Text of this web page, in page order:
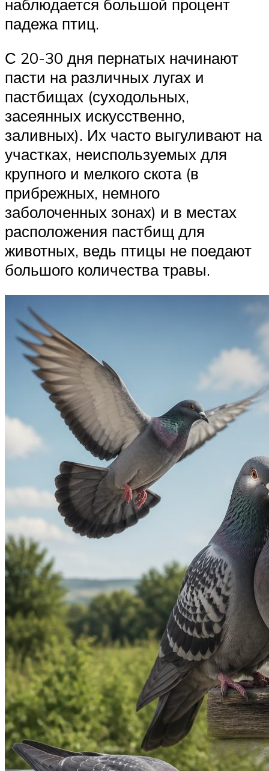
наблюдается большой процент
падежа птиц.
С 20-30 дня пернатых начинают
пасти на различных лугах и
пастбищах (суходольных,
засеянных искусственно,
заливных). Их часто выгуливают на
участках, неиспользуемых для
крупного и мелкого скота (в
прибрежных, немного
заболоченных зонах) и в местах
расположения пастбищ для
животных, ведь птицы не поедают
большого количества травы.